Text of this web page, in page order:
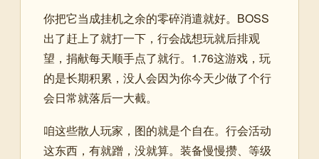
你把它当成挂机之余的零碎消遣就好。BOSS
出了赶上了就打一下，行会战想玩就后排观
望，捐献每天顺手点了就行。1.76这游戏，玩
的是长期积累，没人会因为你今天少做了个行
会日常就落后一大截。
咱这些散人玩家，图的就是个自在。行会活动
这东西，有就蹭，没就算。装备慢慢攒、等级